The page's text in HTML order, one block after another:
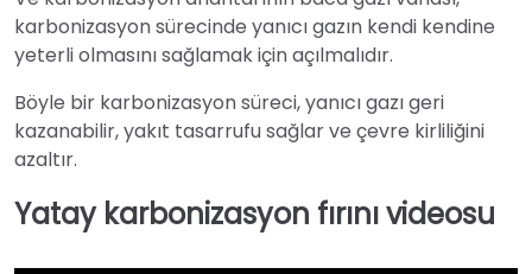
karbonizasyon sürecinde yanıcı gazın kendi kendine
yeterli olmasını sağlamak için açılmalıdır.
Böyle bir karbonizasyon süreci, yanıcı gazı geri
kazanabilir, yakıt tasarrufu sağlar ve çevre kirliliğini
azaltır.
Yatay karbonizasyon fırını videosu